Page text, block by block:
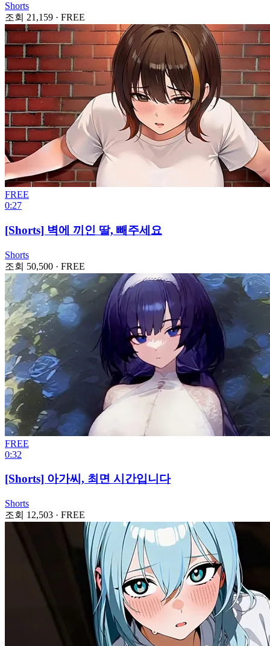
Shorts
조회 21,159 · FREE
FREE
0:27
[Shorts] 벽에 끼인 딸, 빼주세요
Shorts
조회 50,500 · FREE
FREE
0:32
[Shorts] 아가씨, 최면 시간입니다
Shorts
조회 12,503 · FREE